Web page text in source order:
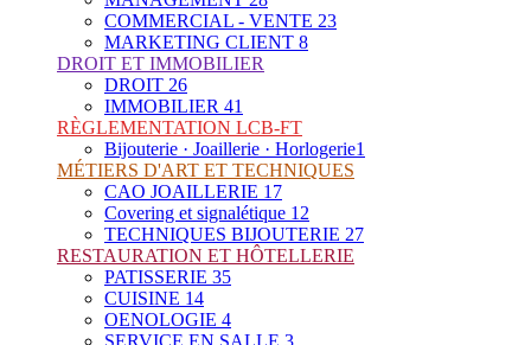
COMMERCIAL - VENTE 23
MARKETING CLIENT 8
DROIT ET IMMOBILIER
DROIT 26
IMMOBILIER 41
RÈGLEMENTATION LCB-FT
Bijouterie · Joaillerie · Horlogerie1
MÉTIERS D'ART ET TECHNIQUES
CAO JOAILLERIE 17
Covering et signalétique 12
TECHNIQUES BIJOUTERIE 27
RESTAURATION ET HÔTELLERIE
PATISSERIE 35
CUISINE 14
OENOLOGIE 4